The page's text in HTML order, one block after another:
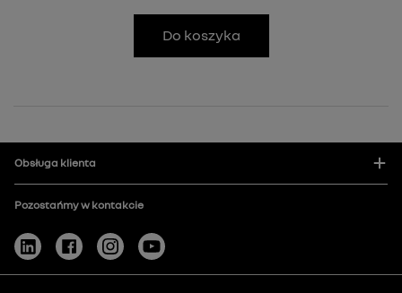
Do koszyka
Obsługa klienta
Pozostańmy w kontakcie